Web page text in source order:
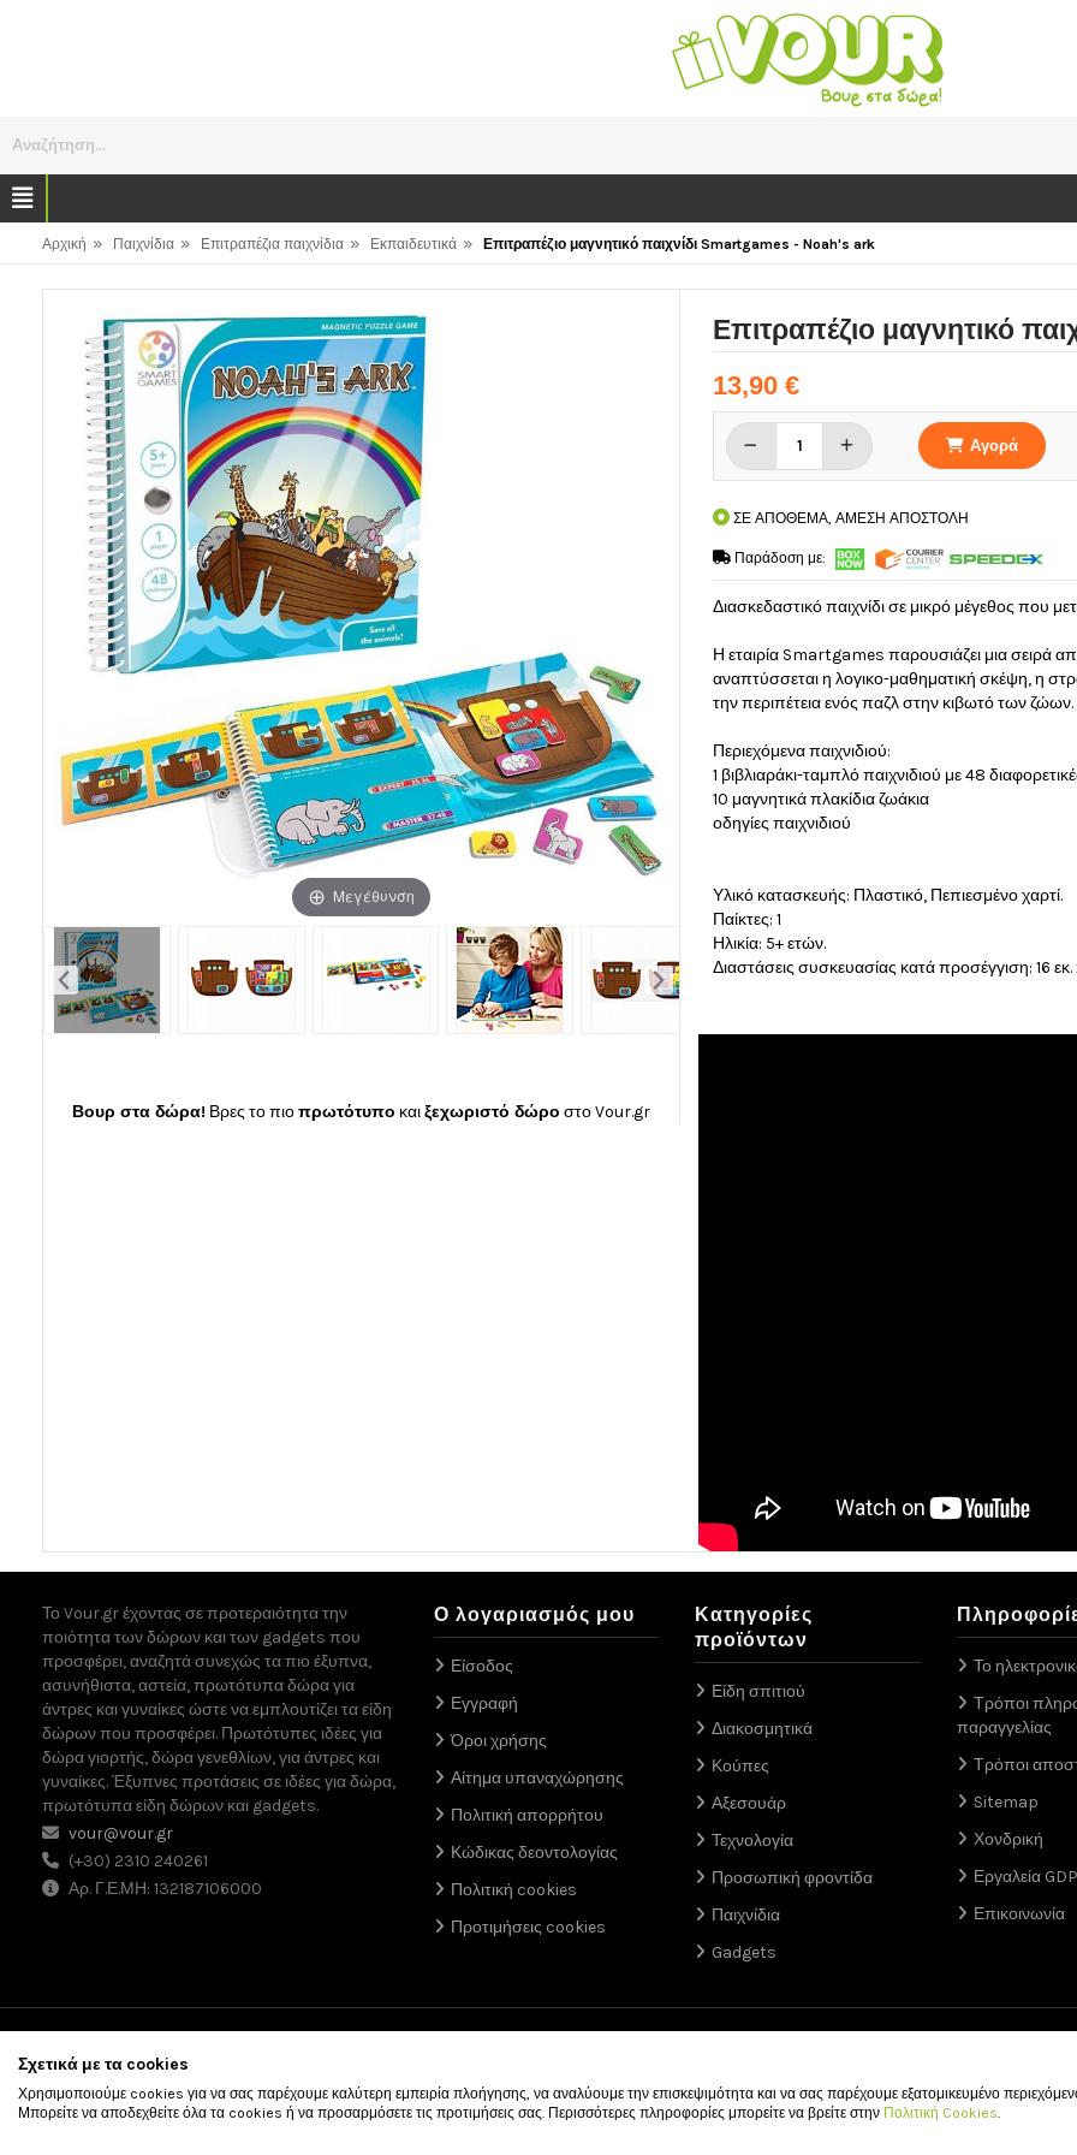
Αναζήτηση...
Αρχική » Παιχνίδια » Επιτραπέζια παιχνίδια » Εκπαιδευτικά » Επιτραπέζιο μαγνητικό παιχνίδι Smartgames - Noah's ark
Μεγέθυνση
Βουρ στα δώρα! Βρες το πιοπρωτότυπο καιξεχωριστό δώρο στοVour.gr
Επιτραπέζιο μαγνητικό
13,90 €
Αγορά
ΣΕ ΑΠΟΘΕΜΑ, ΑΜΕΣΗ ΑΠΟΣΤΟΛΗ
Παράδοση με:
Διασκεδαστικό παιχνίδι σε μικρό μέγεθος που
Η εταιρία Smartgames παρουσιάζει μια σειρά
αναπτύσσεται η λογικο-μαθηματική σκέψη, η
την περιπέτεια ενός παζλ στην κιβωτό των ζώων.
Περιεχόμενα παιχνιδιού:
1 βιβλιαράκι-ταμπλό παιχνιδιού με 48
10 μαγνητικά πλακίδια ζωάκια
οδηγίες παιχνιδιού
Υλικό κατασκευής: Πλαστικό, Πεπιεσμένο χαρτί.
Παίκτες: 1
Ηλικία: 5+ ετών.
Διαστάσεις συσκευασίας κατά προσέγγιση: 16 εκ.
Το Vour.gr έχοντας σε προτεραιότητα την
ποιότητα των δώρων και των gadgets που
προσφέρει, αναζητά συνεχώς τα πιο έξυπνα,
ασυνήθιστα, αστεία, πρωτότυπα δώρα για
άντρες και γυναίκες ώστε να εμπλουτίζει τα είδη
δώρων που προσφέρει. Πρωτότυπες ιδέες για
δώρα γιορτής, δώρα γενεθλίων, για άντρες και
γυναίκες. Έξυπνες προτάσεις σε ιδέες για δώρα,
πρωτότυπα είδη δώρων και gadgets.
vour@vour.gr
(+30) 2310 240261
Αρ. Γ.Ε.ΜΗ: 132187106000
Ο λογαριασμός μου
Είσοδος
Εγγραφή
Όροι χρήσης
Αίτημα υπαναχώρησης
Πολιτική απορρήτου
Κώδικας δεοντολογίας
Πολιτική cookies
Προτιμήσεις cookies
Κατηγορίες
προϊόντων
Είδη σπιτιού
Διακοσμητικά
Κούπες
Αξεσουάρ
Τεχνολογία
Προσωπική φροντίδα
Παιχνίδια
Gadgets
Το
Τρόποι
παραγγελίας
Τρόποι
Sitemap
Χονδρική
Εργαλεία
Επικοινωνία
Σχετικά με τα cookies
Χρησιμοποιούμε cookies για να σας παρέχουμε καλύτερη εμπειρία πλοήγησης, να αναλύουμε την επισκεψιμότητα και να σας παρέχουμε εξατομικευμένο
Μπορείτε να αποδεχθείτε όλα τα cookies ή να προσαρμόσετε τις προτιμήσεις σας. Περισσότερες πληροφορίες μπορείτε να βρείτε στην Πολιτική Cookies.